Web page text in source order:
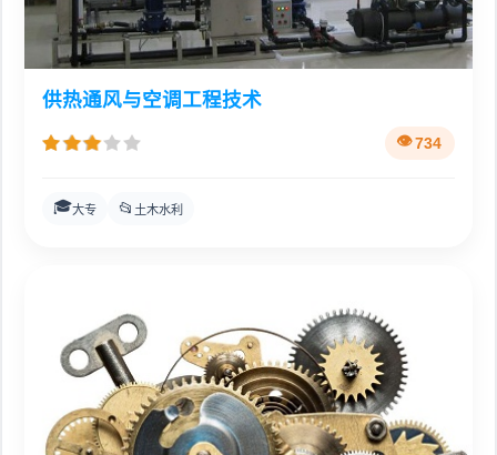
供热通风与空调工程技术
734
🎓大专 📂 土木水利